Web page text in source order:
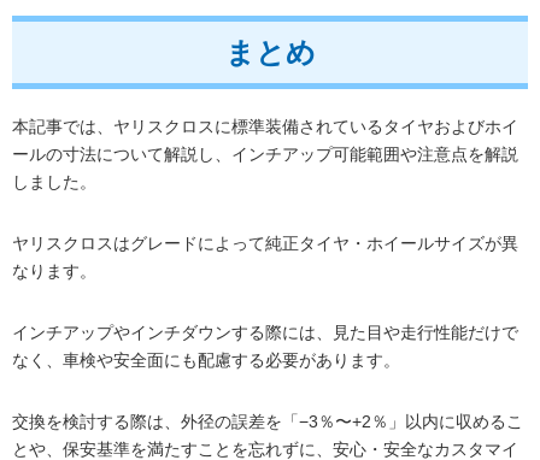
まとめ
本記事では、ヤリスクロスに標準装備されているタイヤおよびホイ
ールの寸法について解説し、インチアップ可能範囲や注意点を解説
しました。
ヤリスクロスはグレードによって純正タイヤ・ホイールサイズが異
なります。
インチアップやインチダウンする際には、見た目や走行性能だけで
なく、車検や安全面にも配慮する必要があります。
交換を検討する際は、外径の誤差を「−3％〜+2％」以内に収めるこ
とや、保安基準を満たすことを忘れずに、安心・安全なカスタマイ